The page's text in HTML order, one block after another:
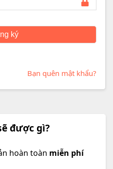
Bạn quên mật khẩu?
được gì?
hoàn toàn miễn phí